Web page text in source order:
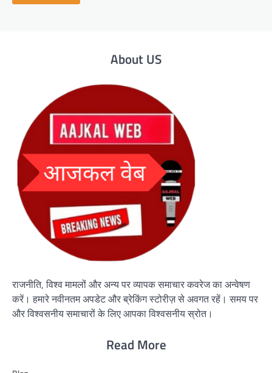
About US
राजनीति, विश्व मामलों और अन्य पर व्यापक समाचार कवरेज का अन्वेषण
करें। हमारे नवीनतम अपडेट और ब्रेकिंग स्टोरीज़ से अवगत रहें। समय पर
और विश्वसनीय समाचारों के लिए आपका विश्वसनीय स्रोत।
Read More